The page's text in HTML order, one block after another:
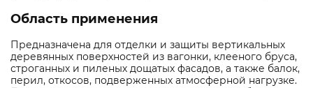
Область применения
Предназначена для отделки и защиты вертикальных
деревянных поверхностей из вагонки, клееного бруса,
строганных и пиленых дощатых фасадов, а также балок,
перил, откосов, подверженных атмосферной нагрузке.